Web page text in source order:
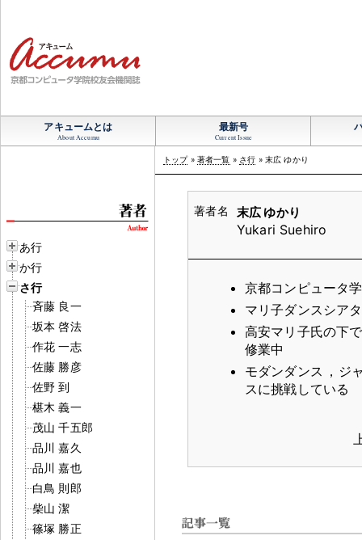
アキュームとは
About Accumu
最新号
Current Issue
あ行
か行
さ行
斉藤 良一
坂本 啓法
作花 一志
佐藤 勝彦
佐野 到
椹木 義一
茂山 千五郎
品川 嘉久
品川 嘉也
白鳥 則郎
柴山 潔
篠塚 勝正
トップ» 著者一覧 » さ行 » 末広 ゆかり
末広 ゆかり
Yukari Suehiro
京都コンピュータ
マリ子ダンスシア
高安マリ子氏の下で
修業中
モダンダンス ， ジ
スに挑戦している